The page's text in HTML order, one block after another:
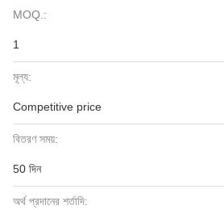
MOQ.:
1
মূল্য:
Competitive price
বিতরণ সময়:
50 দিন
অর্থ প্রদানের শর্তাদি: